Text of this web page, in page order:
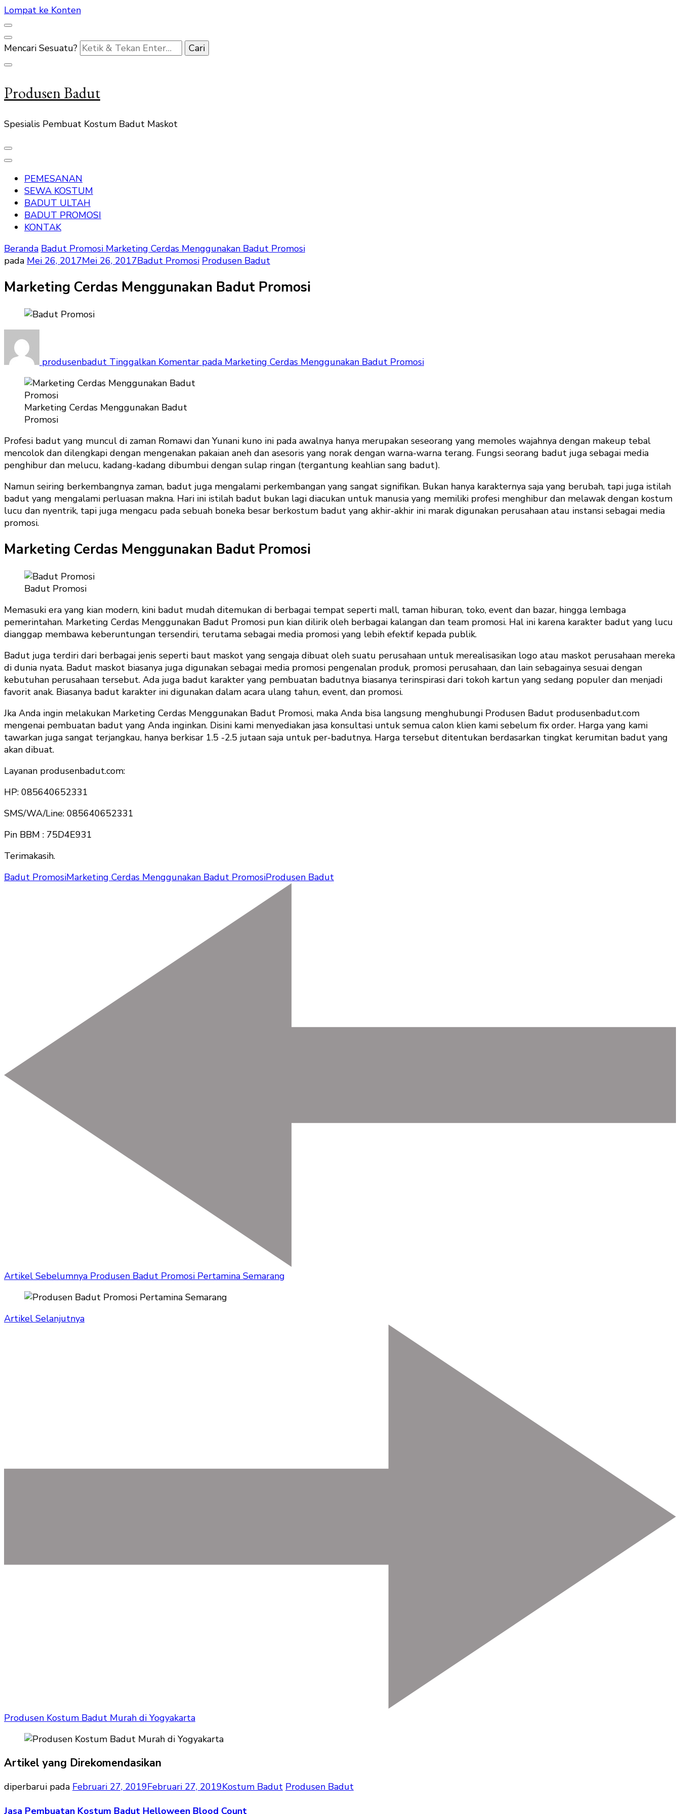
Lompat ke Konten
Mencari Sesuatu?
Produsen Badut
Spesialis Pembuat Kostum Badut Maskot
PEMESANAN
SEWA KOSTUM
BADUT ULTAH
BADUT PROMOSI
KONTAK
Beranda Badut Promosi Marketing Cerdas Menggunakan Badut Promosi
pada Mei 26, 2017Mei 26, 2017Badut Promosi Produsen Badut
Marketing Cerdas Menggunakan Badut Promosi
produsenbadut Tinggalkan Komentar pada Marketing Cerdas Menggunakan Badut Promosi
Marketing Cerdas Menggunakan Badut
Promosi
Profesi badut yang muncul di zaman Romawi dan Yunani kuno ini pada awalnya hanya merupakan seseorang yang memoles wajahnya dengan makeup tebal
mencolok dan dilengkapi dengan mengenakan pakaian aneh dan asesoris yang norak dengan warna-warna terang. Fungsi seorang badut juga sebagai media
penghibur dan melucu, kadang-kadang dibumbui dengan sulap ringan (tergantung keahlian sang badut).
Namun seiring berkembangnya zaman, badut juga mengalami perkembangan yang sangat signifikan. Bukan hanya karakternya saja yang berubah, tapi juga istilah
badut yang mengalami perluasan makna. Hari ini istilah badut bukan lagi diacukan untuk manusia yang memiliki profesi menghibur dan melawak dengan kostum
lucu dan nyentrik, tapi juga mengacu pada sebuah boneka besar berkostum badut yang akhir-akhir ini marak digunakan perusahaan atau instansi sebagai media
promosi.
Marketing Cerdas Menggunakan Badut Promosi
Badut Promosi
Memasuki era yang kian modern, kini badut mudah ditemukan di berbagai tempat seperti mall, taman hiburan, toko, event dan bazar, hingga lembaga
pemerintahan. Marketing Cerdas Menggunakan Badut Promosi pun kian dilirik oleh berbagai kalangan dan team promosi. Hal ini karena karakter badut yang lucu
dianggap membawa keberuntungan tersendiri, terutama sebagai media promosi yang lebih efektif kepada publik.
Badut juga terdiri dari berbagai jenis seperti baut maskot yang sengaja dibuat oleh suatu perusahaan untuk merealisasikan logo atau maskot perusahaan mereka
di dunia nyata. Badut maskot biasanya juga digunakan sebagai media promosi pengenalan produk, promosi perusahaan, dan lain sebagainya sesuai dengan
kebutuhan perusahaan tersebut. Ada juga badut karakter yang pembuatan badutnya biasanya terinspirasi dari tokoh kartun yang sedang populer dan menjadi
favorit anak. Biasanya badut karakter ini digunakan dalam acara ulang tahun, event, dan promosi.
Jka Anda ingin melakukan Marketing Cerdas Menggunakan Badut Promosi, maka Anda bisa langsung menghubungi Produsen Badut produsenbadut.com
mengenai pembuatan badut yang Anda inginkan. Disini kami menyediakan jasa konsultasi untuk semua calon klien kami sebelum fix order. Harga yang kami
tawarkan juga sangat terjangkau, hanya berkisar 1.5 -2.5 jutaan saja untuk per-badutnya. Harga tersebut ditentukan berdasarkan tingkat kerumitan badut yang
akan dibuat.
Layanan produsenbadut.com:
HP: 085640652331
SMS/WA/Line: 085640652331
Pin BBM : 75D4E931
Terimakasih.
Badut PromosiMarketing Cerdas Menggunakan Badut PromosiProdusen Badut
Artikel Sebelumnya Produsen Badut Promosi Pertamina Semarang
Artikel Selanjutnya
Produsen Kostum Badut Murah di Yogyakarta
Artikel yang Direkomendasikan
diperbarui pada Februari 27, 2019Februari 27, 2019Kostum Badut Produsen Badut
Jasa Pembuatan Kostum Badut Helloween Blood Count